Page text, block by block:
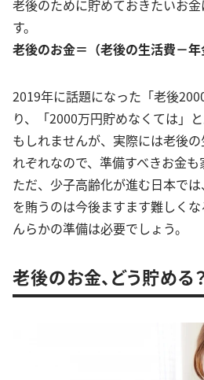
老後のために貯めておきたいお
す。
老後のお金＝（老後の生活費－
2019年に話題になった「老後
り、「2000万円貯めなくては」
もしれませんが、実際には老後
れぞれなので、準備すべきお金も
ただ、少子高齢化が進む日本で
を賄うのは今後ますます難しく
んらかの準備は必要でしょう。
老後のお金、どう貯める